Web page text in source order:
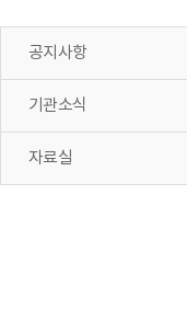
공지사항
기관소식
자료실